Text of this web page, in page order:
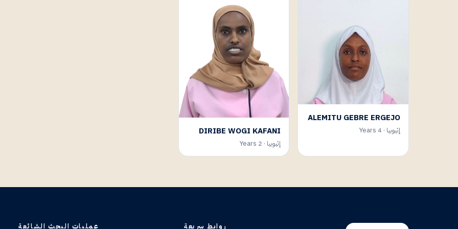
ALEMITU GEBRE ERGEJO
إثيوبيا · 4 Years DIRIBE WOGI KAFANI
إثيوبيا · 2 Years
روابط سريعة عمليات البحث الشائعة